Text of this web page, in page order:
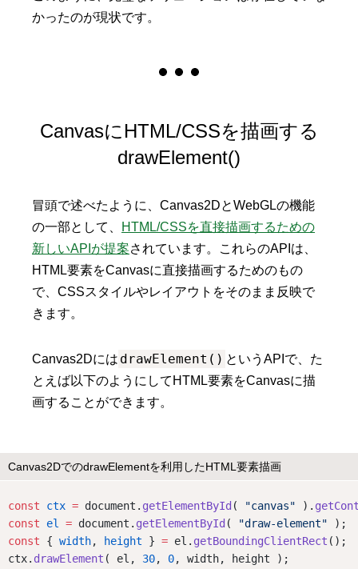
かったのが現状です。
CanvasにHTML/CSSを描画する
drawElement()
冒頭で述べたように、Canvas2DとWebGLの機能
の一部として、
HTML/CSSを直接描画するための
新しいAPIが提案されています。これらのAPIは、
HTML要素をCanvasに直接描画するためのもの
で、CSSスタイルやレイアウトをそのまま反映で
きます。
Canvas2Dには drawElement() というAPIで、た
とえば以下のようにしてHTML要素をCanvasに描
画することができます。
Canvas2DでのdrawElementを利用したHTML要素描画
const ctx = document. getElementById ( "canvas" ).
const
el = document. getElementById ( "draw-element" );
const { width, height } = el. getBoundingClientRect ();
ctx. drawElement ( el, 30, 0, width, height );